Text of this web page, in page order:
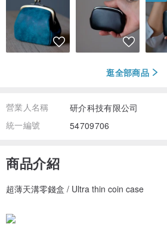
逛全部商品
營業人名稱
研介科技有限公司
統一編號
54709706
商品介紹
超薄天溝零錢盒 / Ultra thin coin case